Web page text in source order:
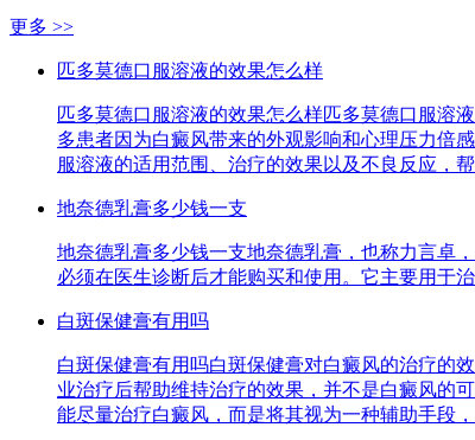
更多 >>
匹多莫德口服溶液的效果怎么样
匹多莫德口服溶液的效果怎么样匹多莫德口服溶
多患者因为白癜风带来的外观影响和心理压力倍
服溶液的适用范围、治疗的效果以及不良反应，
地奈德乳膏多少钱一支
地奈德乳膏多少钱一支地奈德乳膏，也称力言卓
必须在医生诊断后才能购买和使用。它主要用于
白斑保健膏有用吗
白斑保健膏有用吗白斑保健膏对白癜风的治疗的
业治疗后帮助维持治疗的效果，并不是白癜风的
能尽量治疗白癜风，而是将其视为一种辅助手段